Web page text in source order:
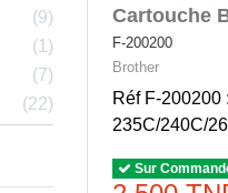
Cartouche
F-200200
Brother
Réf F-
235C/240C/
Sur
9
1
7
22